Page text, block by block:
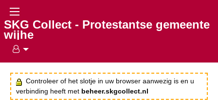
SKG Collect - Protestantse gemeente
wijhe
Controleer of het slotje in uw browser aanwezig is en u
verbinding heeft met beheer.skgcollect.nl